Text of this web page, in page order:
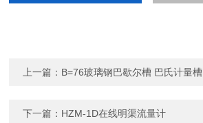
上一篇： B=76玻璃钢巴歇尔槽 巴氏计量槽
下一篇： HZM-1D在线明渠流量计